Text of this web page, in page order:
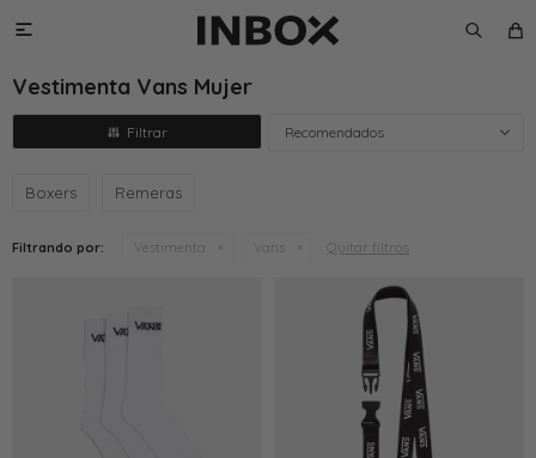

Vestimenta Vans Mujer
Recomendados
Boxers Remeras
Filtrando por: Vestimenta Vans Quitar filtros